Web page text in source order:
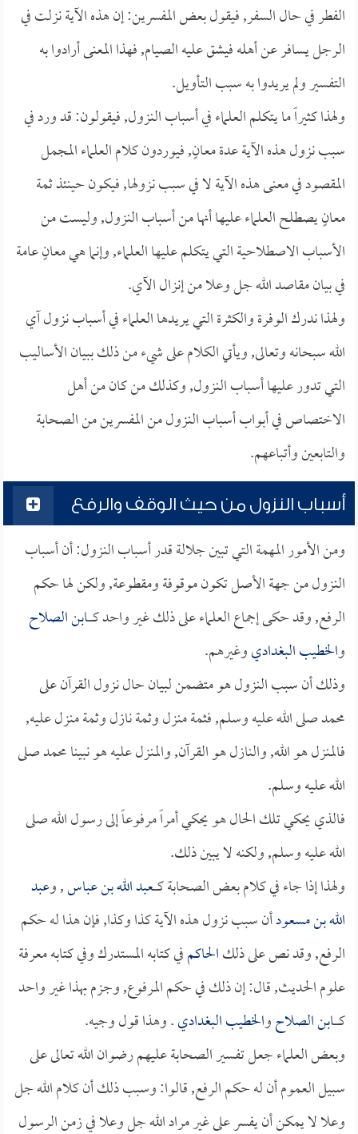
الفطر في حال السفر, فيقول بعض المفسرين: إن هذه الآية نزلت في
الرجل يسافر عن أهله فيشق عليه الصيام, فهذا المعنى أرادوا به
التفسير ولم يريدوا به سبب التأويل.
ولهذا كثيراً ما يتكلم العلماء في أسباب النزول, فيقولون: قد ورد في
سبب نزول هذه الآية عدة معانٍ, فيوردون كلام العلماء المجمل
المقصود في معنى هذه الآية لا في سبب نزولها, فيكون حينئذ ثمة
معانٍ يصطلح العلماء عليها أنها من أسباب النزول, وليست من
الأسباب الاصطلاحية التي يتكلم عليها العلماء, وإنما هي معانٍ عامة
في بيان مقاصد الله جل وعلا من إنزال الآي.
ولهذا ندرك الوفرة والكثرة التي يريدها العلماء في أسباب نزول آي
الله سبحانه وتعالى, ويأتي الكلام على شيء من ذلك ببيان الأساليب
التي تدور عليها أسباب النزول, وكذلك من كان من أهل
الاختصاص في أبواب أسباب النزول من المفسرين من الصحابة
والتابعين وأتباعهم.
أسباب النزول من حيث الوقف والرفع
ومن الأمور المهمة التي تبين جلالة قدر أسباب النزول: أن أسباب
النزول من جهة الأصل تكون موقوفة ومقطوعة, ولكن لها حكم
الرفع, وقد حكى إجماع العلماء على ذلك غير واحد كــــــابن الصلاح
والخطيب البغداديوغيرهم.
وذلك أن سبب النزول هو متضمن لبيان حال نزول القرآن على
محمد صلى الله عليه وسلم, فثمة منزل وثمة نازل وثمة منزل عليه,
فالمنزل هو الله, والنازل هو القرآن, والمنزل عليه هو نبينا محمد صلى
الله عليه وسلم.
فالذي يحكي تلك الحال هو يحكي أمراً مرفوعاً إلى رسول الله صلى
الله عليه وسلم, ولكنه لا يبين ذلك.
ولهذا إذا جاء في كلام بعض الصحابة كـــــعبد الله بن عباس, وعبد
الله بن مسعودأن سبب نزول هذه الآية كذا وكذا, فإن هذا له حكم
الرفع, وقد نص على ذلكالحاكمفي كتابه المستدرك وفي كتابه معرفة
علوم الحديث, قال: إن ذلك في حكم المرفوع, وجزم بهذا غير واحد
كــــــابن الصلاحوالخطيب البغدادي. وهذا قول وجيه.
وبعض العلماء جعل تفسير الصحابة عليهم رضوان الله تعالى على
سبيل العموم أن له حكم الرفع, قالوا: وسبب ذلك أن كلام الله جل
وعلا لا يمكن أن يفسر على غير مراد الله جل وعلا في زمن الرسول